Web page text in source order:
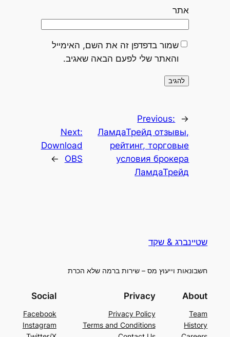
אתר
שמור בדפדפן זה את השם, האימייל
והאתר שלי לפעם הבאה שאגיב.
←
Previous:
ЛамдаТрейд отзывы,
рейтинг, торговые
условия брокера
ЛамдаТрейд
Next:
Download
OBS
→
שטיינברג & שקד
חשבונאות וייעוץ מס – שירות ברמה שלא הכרת
About
Team
History
Privacy
Privacy Policy
Terms and Conditions
Social
Facebook
Instagram